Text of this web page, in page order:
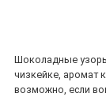
Шоколадные
чизкейке, аромат
возможно, если